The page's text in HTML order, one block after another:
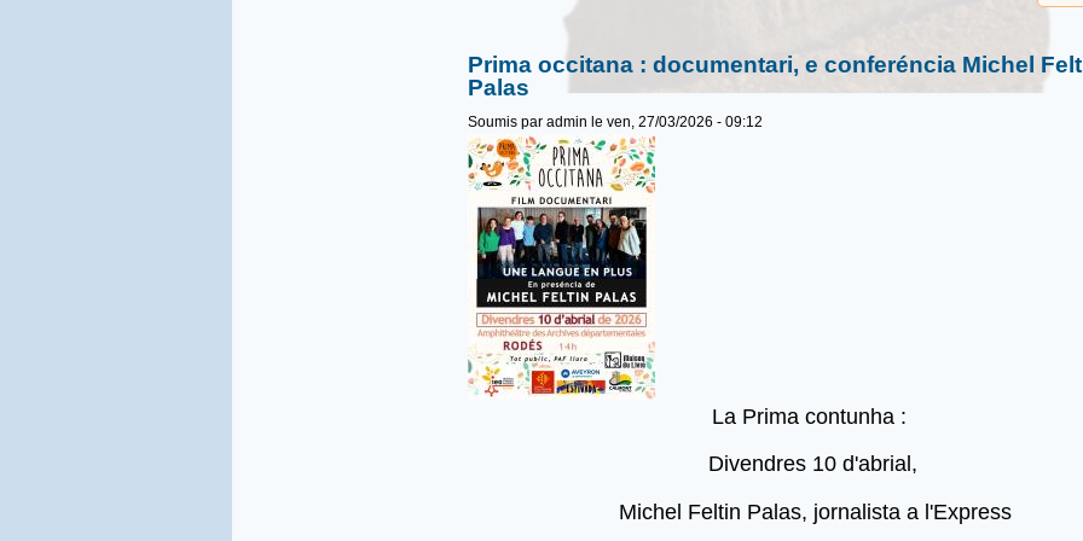
Prima occitana : documentari, e conferéncia Michel
Palas
Soumis par admin le ven, 27/03/2026 - 09:12
La Prima contunha :
Divendres 10 d'abrial,
Michel Feltin Palas, jornalista a l'Express